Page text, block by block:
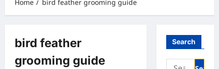
Home bird feather grooming guide
bird feather
grooming guide
Search
Search